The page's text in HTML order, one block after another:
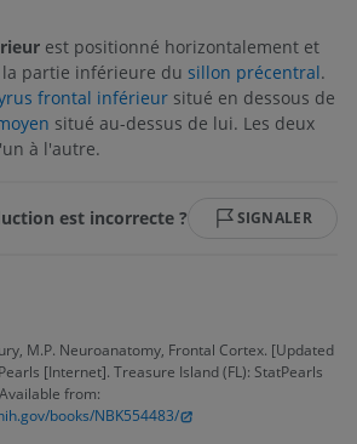
est positionné horizontalement et
partie inférieure du sillon précentral.
frontal inférieur situé en dessous de
situé au-dessus de lui. Les deux
à l'autre.
est incorrecte ? SIGNALER
M.P. Neuroanatomy, Frontal Cortex. [Updated
[Internet]. Treasure Island (FL): StatPearls
from:
books/NBK554483/